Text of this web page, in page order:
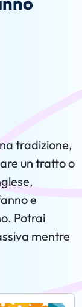
tradizione,
un tratto o
e
Potrai
mentre